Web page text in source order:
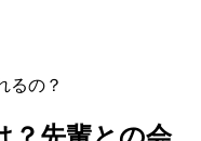
るの？